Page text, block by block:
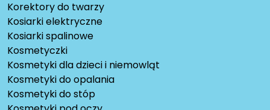
Korektory do twarzy
Kosiarki elektryczne
Kosiarki spalinowe
Kosmetyczki
Kosmetyki dla dzieci i niemowląt
Kosmetyki do opalania
Kosmetyki do stóp